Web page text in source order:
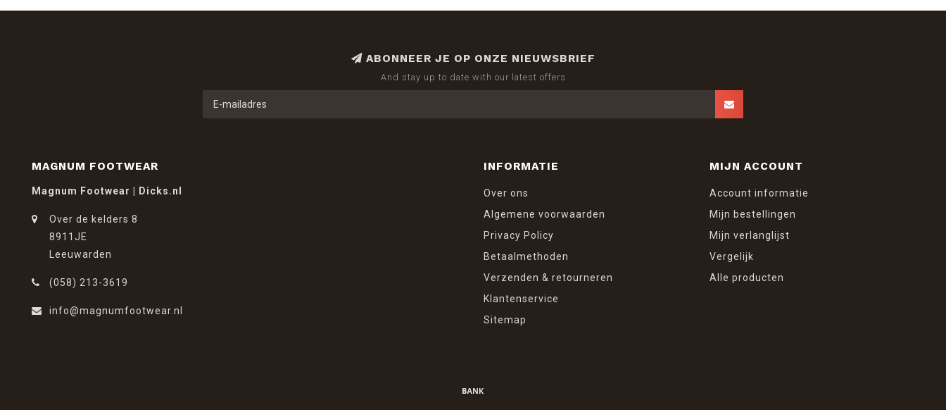
ABONNEER JE OP ONZE NIEUWSBRIEF
And stay up to date with our latest offers
MAGNUM FOOTWEAR
Magnum Footwear | Dicks.nl
Over de kelders 8
8911JE
Leeuwarden
(058) 213-3619
info@magnumfootwear.nl
INFORMATIE
Over ons
Algemene voorwaarden
Privacy Policy
Betaalmethoden
Verzenden & retourneren
Klantenservice
Sitemap
MIJN ACCOUNT
Account informatie
Mijn bestellingen
Mijn verlanglijst
Vergelijk
Alle producten